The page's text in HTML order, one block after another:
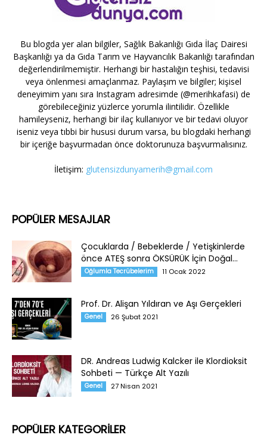
Bu blogda yer alan bilgiler, Sağlık Bakanlığı Gıda İlaç Dairesi
Başkanlığı ya da Gıda Tarım ve Hayvancılık Bakanlığı tarafından
değerlendirilmemiştir. Herhangi bir hastalığın teşhisi, tedavisi
veya önlenmesi amaçlanmaz. Paylaşım ve bilgiler; kişisel
deneyimim yanı sıra Instagram adresimde (@merihkafasi) de
görebileceğiniz yüzlerce yorumla ilintilidir. Özellikle
hamileyseniz, herhangi bir ilaç kullanıyor ve bir tedavi oluyor
iseniz veya tıbbi bir hususi durum varsa, bu blogdaki herhangi
bir içeriğe başvurmadan önce doktorunuza başvurmalısınız.
İletişim: glutensizdunyamerih@gmail.com
POPÜLER MESAJLAR
Çocuklarda / Bebeklerde / Yetişkinlerde
önce ATEŞ sonra ÖKSÜRÜK İçin Doğal...
Oğlumla Tecrübelerim 11 Ocak 2022
Prof. Dr. Alişan Yıldıran ve Aşı Gerçekleri
Genel 26 Şubat 2021
DR. Andreas Ludwig Kalcker ile Klordioksit
Sohbeti — Türkçe Alt Yazılı
Genel 27 Nisan 2021
POPÜLER KATEGORİLER